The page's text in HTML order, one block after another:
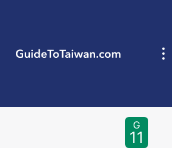
GuideToTaiwan.com
G
11